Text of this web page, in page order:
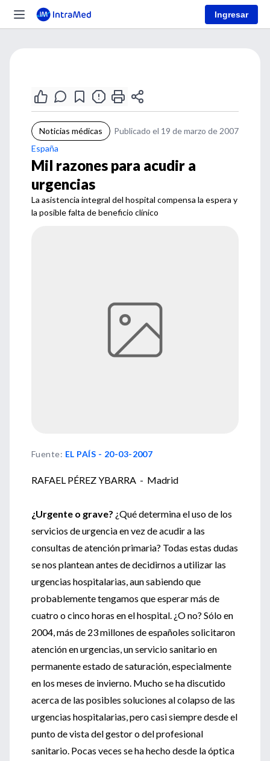
Ingresar
Noticias médicas
Publicado el 19 de marzo de 2007
España
Mil razones para acudir a
urgencias
La asistencia integral del hospital compensa la espera y
la posible falta de beneficio clínico
Fuente: EL PAÍS - 20-03-2007
RAFAEL PÉREZ YBARRA - Madrid
¿Urgente o grave? ¿Qué determina el uso de los
servicios de urgencia en vez de acudir a las
consultas de atención primaria? Todas estas dudas
se nos plantean antes de decidirnos a utilizar las
urgencias hospitalarias, aun sabiendo que
probablemente tengamos que esperar más de
cuatro o cinco horas en el hospital. ¿O no? Sólo en
2004, más de 23 millones de españoles solicitaron
atención en urgencias, un servicio sanitario en
permanente estado de saturación, especialmente
en los meses de invierno. Mucho se ha discutido
acerca de las posibles soluciones al colapso de las
urgencias hospitalarias, pero casi siempre desde el
punto de vista del gestor o del profesional
sanitario. Pocas veces se ha hecho desde la óptica